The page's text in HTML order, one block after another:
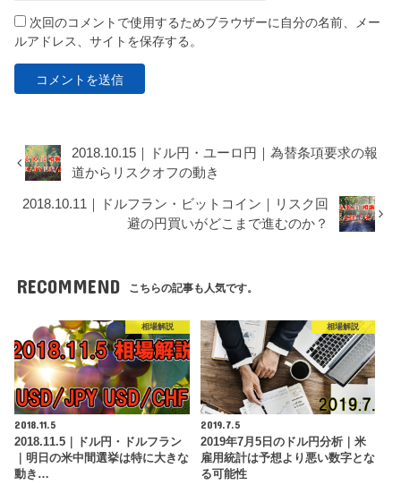
次回のコメントで使用するためブラウザーに自分の名前、メー
ルアドレス、サイトを保存する。
2018.10.15｜ドル円・ユーロ円｜為替条項要求の報
道からリスクオフの動き
2018.10.11｜ドルフラン・ビットコイン｜リスク回
避の円買いがどこまで進むのか？
RECOMMEND こちらの記事も人気です。
相場解説
2018.11.5
2018.11.5｜ドル円・ドルフラン
｜明日の米中間選挙は特に大きな
動き…
相場解説
2019.7.5
2019年7月5日のドル円分析｜米
雇用統計は予想より悪い数字とな
る可能性